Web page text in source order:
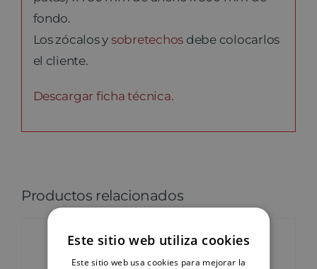
fondo.
Los zócalos y sobretechos debe colocarlos
el cliente.
Descargar ficha técnica.
Productos relacionados
Este sitio web utiliza cookies
Este sitio web usa cookies para mejorar la